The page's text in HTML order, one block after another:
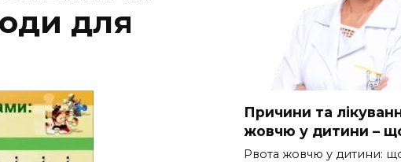
для
Причини та
жовчю у дитини –
Рвота жовчю у дитини: